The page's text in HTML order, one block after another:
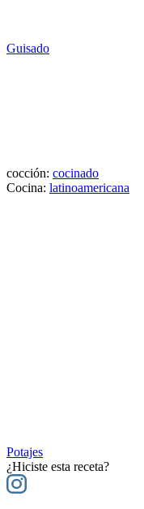
Guisado
cocción: cocinado
Cocina: latinoamericana
Potajes
¿Hiciste esta receta?